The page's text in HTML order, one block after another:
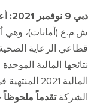
دبي 9 نوفمبر 2021:
ش.م.ع (أمانات)، وهي
قطاعي الرعاية
نتائجها المالية
المالية 2021 المنتهية
الشركةتقدماً